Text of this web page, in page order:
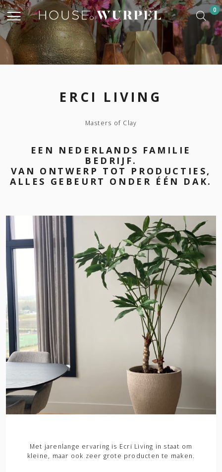
0
ERCI LIVING
Masters of Clay
EEN NEDERLANDS FAMILIE
BEDRIJF.
VAN ONTWERP TOT PRODUCTIES,
ALLES GEBEURT ONDER ÉÉN DAK.
Met jarenlange ervaring is Ecri Living in staat om
kleine, maar ook zeer grote producten te maken.